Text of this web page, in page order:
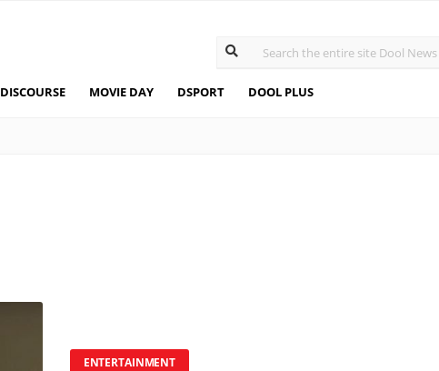
DISCOURSE MOVIE DAY DSPORT DOOL PLUS
ENTERTAINMENT